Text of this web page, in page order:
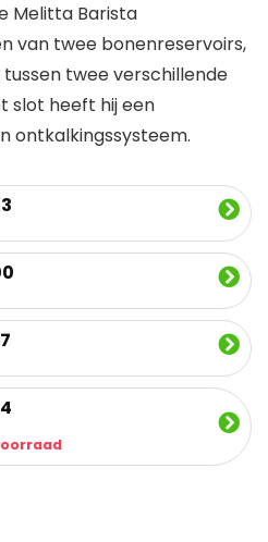
Melitta Barista
van twee bonenreservoirs,
twee verschillende
slot heeft hij een
ontkalkingssysteem.